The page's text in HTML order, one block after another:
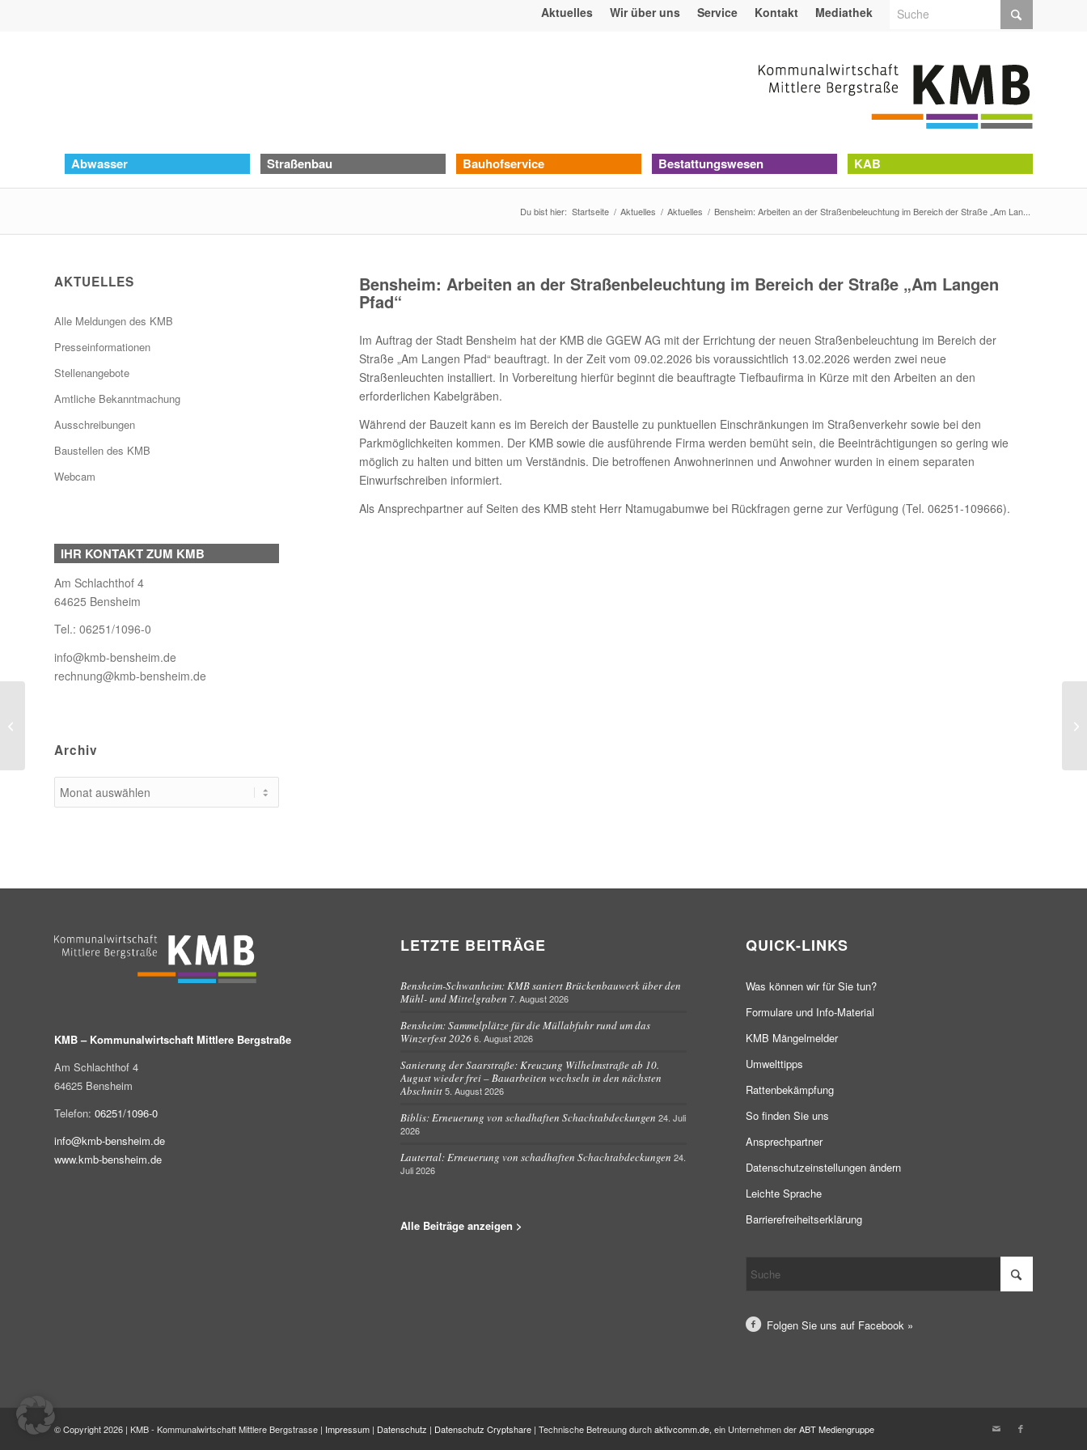
Aktuelles Wir über uns Service Kontakt Mediathek
Abwasser Straßenbau Bauhofservice Bestattungswesen KAB
Du bist hier: Startseite / Aktuelles / Aktuelles / Bensheim: Arbeiten an der Straßenbeleuchtung im Bereich der Straße „Am Lan...
Bensheim: Arbeiten an der Straßenbeleuchtung im Bereich der Straße „Am Langen
Pfad“
Im Auftrag der Stadt Bensheim hat der KMB die GGEW AG mit der Errichtung der neuen Straßenbeleuchtung im Bereich der
Straße „Am Langen Pfad“ beauftragt. In der Zeit vom 09.02.2026 bis voraussichtlich 13.02.2026 werden zwei neue
Straßenleuchten installiert. In Vorbereitung hierfür beginnt die beauftragte Tiefbaufirma in Kürze mit den Arbeiten an den
erforderlichen Kabelgräben.
Während der Bauzeit kann es im Bereich der Baustelle zu punktuellen Einschränkungen im Straßenverkehr sowie bei den
Parkmöglichkeiten kommen. Der KMB sowie die ausführende Firma werden bemüht sein, die Beeinträchtigungen so gering wie
möglich zu halten und bitten um Verständnis. Die betroffenen Anwohnerinnen und Anwohner wurden in einem separaten
Einwurfschreiben informiert.
Als Ansprechpartner auf Seiten des KMB steht Herr Ntamugabumwe bei Rückfragen gerne zur Verfügung (Tel. 06251-109666).
AKTUELLES
Alle Meldungen des KMB
Presseinformationen
Stellenangebote
Amtliche Bekanntmachung
Ausschreibungen
Baustellen des KMB
Webcam
IHR KONTAKT ZUM KMB
Am Schlachthof 4
64625 Bensheim
Tel.: 06251/1096-0
info@kmb-bensheim.de
rechnung@kmb-bensheim.de
Archiv
KMB – Kommunalwirtschaft Mittlere Bergstraße
Am Schlachthof 4
64625 Bensheim
Telefon: 06251/1096-0
info@kmb-bensheim.de
www.kmb-bensheim.de
LETZTE BEITRÄGE
Bensheim-Schwanheim: KMB saniert Brückenbauwerk über den
Mühl- und Mittelgraben 7. August 2026
Bensheim: Sammelplätze für die Müllabfuhr rund um das
Winzerfest 2026 6. August 2026
Sanierung der Saarstraße: Kreuzung Wilhelmstraße ab 10.
August wieder frei – Bauarbeiten wechseln in den nächsten
Abschnitt 5. August 2026
Biblis: Erneuerung von schadhaften Schachtabdeckungen 24. Juli
2026
Lautertal: Erneuerung von schadhaften Schachtabdeckungen 24.
Juli 2026
Alle Beiträge anzeigen >
QUICK-LINKS
Was können wir für Sie tun?
Formulare und Info-Material
KMB Mängelmelder
Umwelttipps
Rattenbekämpfung
So finden Sie uns
Ansprechpartner
Datenschutzeinstellungen ändern
Leichte Sprache
Barrierefreiheitserklärung
Folgen Sie uns auf Facebook »
© Copyright 2026 | KMB - Kommunalwirtschaft Mittlere Bergstrasse | Impressum | Datenschutz | Datenschutz Cryptshare | Technische Betreuung durchaktivcomm.de, ein Unternehmen derABT Mediengruppe
für Darmstädter...